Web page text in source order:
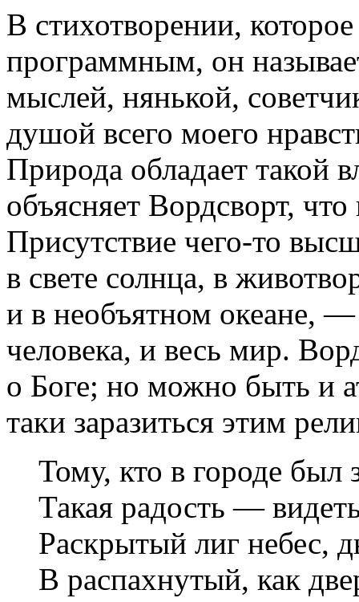
В стихотворении,
программным, он
мыслей, нянькой,
душой всего моего
Природа обладает такой
объясняет Вордсворт,
Присутствие чего-то
в свете солнца, в
и в необъятном океане,
человека, и весь мир.
о Боге; но можно быть и
таки заразиться этим
Тому, кто в городе был
Такая радость —
Раскрытый лиг небес,
В распахнутый, как